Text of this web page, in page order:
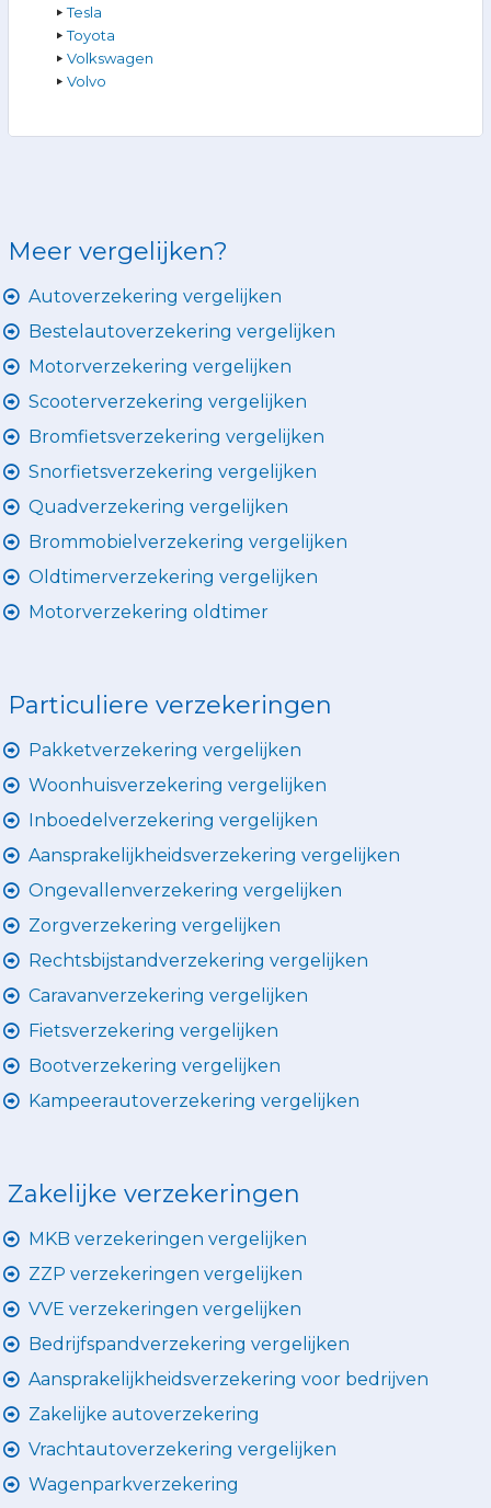
Tesla
Toyota
Volkswagen
Volvo
Meer vergelijken?
Autoverzekering vergelijken
Bestelautoverzekering vergelijken
Motorverzekering vergelijken
Scooterverzekering vergelijken
Bromfietsverzekering vergelijken
Snorfietsverzekering vergelijken
Quadverzekering vergelijken
Brommobielverzekering vergelijken
Oldtimerverzekering vergelijken
Motorverzekering oldtimer
Particuliere verzekeringen
Pakketverzekering vergelijken
Woonhuisverzekering vergelijken
Inboedelverzekering vergelijken
Aansprakelijkheidsverzekering vergelijken
Ongevallenverzekering vergelijken
Zorgverzekering vergelijken
Rechtsbijstandverzekering vergelijken
Caravanverzekering vergelijken
Fietsverzekering vergelijken
Bootverzekering vergelijken
Kampeerautoverzekering vergelijken
Zakelijke verzekeringen
MKB verzekeringen vergelijken
ZZP verzekeringen vergelijken
VVE verzekeringen vergelijken
Bedrijfspandverzekering vergelijken
Aansprakelijkheidsverzekering voor bedrijven
Zakelijke autoverzekering
Vrachtautoverzekering vergelijken
Wagenparkverzekering